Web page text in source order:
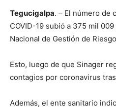
Tegucigalpa. – El número de
COVID-19 subió a 375 mil
Nacional de Gestión de
Esto, luego de que Sinager
contagios por coronavirus
Además, el ente sanitario